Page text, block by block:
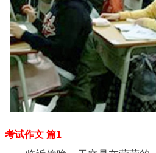
考试作文 篇1